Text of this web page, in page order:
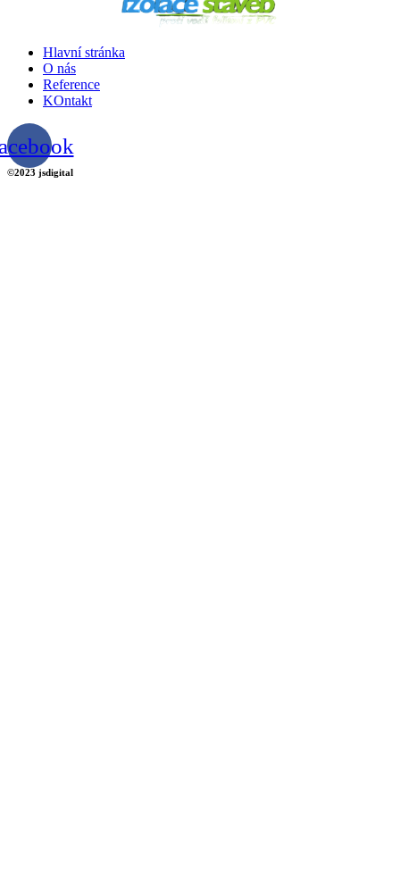
Hlavní stránka
O nás
Reference
KOntakt
©2023 jsdigital